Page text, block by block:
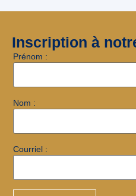
Inscription à
Prénom :
Nom :
Courriel :